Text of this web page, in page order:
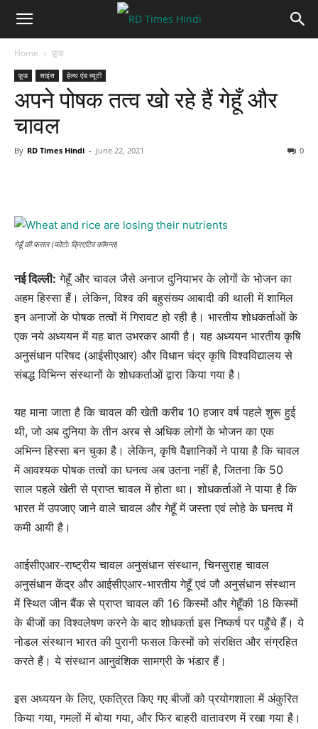
Home फ़ूड
फ़ूड साइंस हेल्थ एंड ब्यूटी
अपने पोषक तत्व खो रहे हैं गेहूँ और
चावल
By RD Times Hindi - June 22, 2021 0
गेहूँ की फसल (फोटोः क्रिएटिव कॉमन्स)
नई दिल्ली: गेहूँ और चावल जैसे अनाज दुनियाभर के लोगों के भोजन का
अहम हिस्सा हैं। लेकिन, विश्व की बहुसंख्य आबादी की थाली में शामिल
इन अनाजों के पोषक तत्वों में गिरावट हो रही है। भारतीय शोधकर्ताओं के
एक नये अध्ययन में यह बात उभरकर आयी है। यह अध्ययन भारतीय कृषि
अनुसंधान परिषद (आईसीएआर) और विधान चंद्र कृषि विश्वविद्यालय से
संबद्ध विभिन्न संस्थानों के शोधकर्ताओं द्वारा किया गया है।
यह माना जाता है कि चावल की खेती करीब 10 हजार वर्ष पहले शुरू हुई
थी, जो अब दुनिया के तीन अरब से अधिक लोगों के भोजन का एक
अभिन्न हिस्सा बन चुका है। लेकिन, कृषि वैज्ञानिकों ने पाया है कि चावल
में आवश्यक पोषक तत्वों का घनत्व अब उतना नहीं है, जितना कि 50
साल पहले खेती से प्राप्त चावल में होता था। शोधकर्ताओं ने पाया है कि
भारत में उपजाए जाने वाले चावल और गेहूँ में जस्ता एवं लोहे के घनत्व में
कमी आयी है।
आईसीएआर-राष्ट्रीय चावल अनुसंधान संस्थान, चिनसुराह चावल
अनुसंधान केंद्र और आईसीएआर-भारतीय गेहूँ एवं जौ अनुसंधान संस्थान
में स्थित जीन बैंक से प्राप्त चावल की 16 किस्मों और गेहूँकी 18 किस्मों
के बीजों का विश्वलेषण करने के बाद शोधकर्ता इस निष्कर्ष पर पहुँचे हैं। ये
नोडल संस्थान भारत की पुरानी फसल किस्मों को संरक्षित और संग्रहित
करते हैं। ये संस्थान आनुवंशिक सामग्री के भंडार हैं।
इस अध्ययन के लिए, एकत्रित किए गए बीजों को प्रयोगशाला में अंकुरित
किया गया, गमलों में बोया गया, और फिर बाहरी वातावरण में रखा गया है।